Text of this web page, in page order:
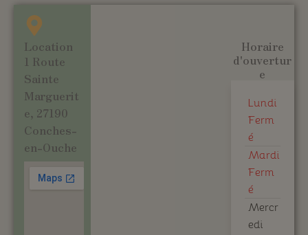
Location
1 Route
Sainte
Marguerit
e, 27190
Conches-
en-Ouche
Horaire
d'ouvertur
e
Lundi
Ferm
é
Mardi
Ferm
é
Mercr
edi